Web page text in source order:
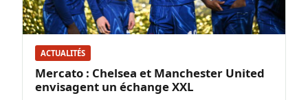
ACTUALITÉS
Mercato : Chelsea et Manchester United
envisagent un échange XXL